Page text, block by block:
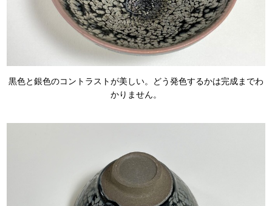
黒色と銀色のコントラストが美しい。どう発色するかは完成までわ
かりません。